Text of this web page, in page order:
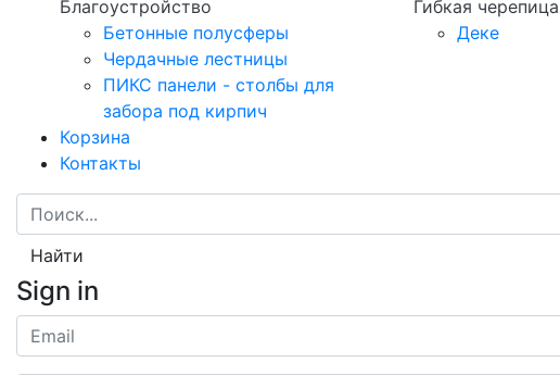
Благоустройство
Бетонные полусферы
Чердачные лестницы
ПИКС панели - столбы для
забора под кирпич
Гибкая черепица
Деке
Корзина
Контакты
Найти
Sign in